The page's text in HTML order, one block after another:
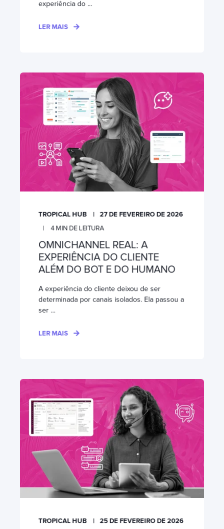
experiência do ...
LER MAIS
TROPICAL HUB
27 DE FEVEREIRO DE 2026
4MIN DE LEITURA
OMNICHANNEL REAL: A
EXPERIÊNCIA DO CLIENTE
ALÉM DO BOT E DO HUMANO
A experiência do cliente deixou de ser
determinada por canais isolados. Ela passou a
ser ...
LER MAIS
TROPICAL HUB
25 DE FEVEREIRO DE 2026